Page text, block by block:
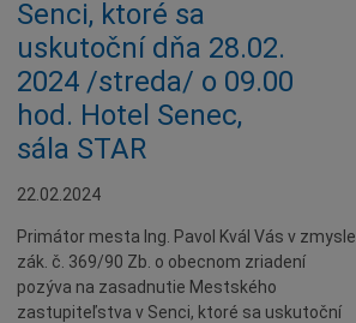
Seniori
Partnerské mestá
Národnostné menšiny
Podujatie
Cyklomesto
Rekonštrukcia
História
Turizmus
Senci, ktoré sa
uskutoční dňa 28.02.
2024 /streda/ o 09.00
hod. Hotel Senec,
sála STAR
22.02.2024
Primátor mesta Ing. Pavol Kvál Vás v zmysle
zák. č. 369/90 Zb. o obecnom zriadení
pozýva na zasadnutie Mestského
zastupiteľstva v Senci, ktoré sa uskutoční